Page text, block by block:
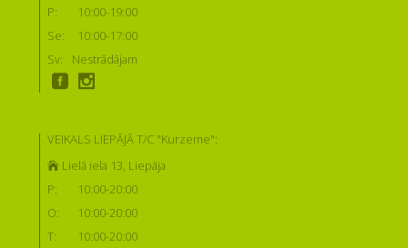
P:
10:00-19:00
Se:
10:00-17:00
Sv:
Nestrādājam
VEIKALS LIEPĀJĀ T/C "Kurzeme":
Lielā iela 13, Liepāja
P:
10:00-20:00
O:
10:00-20:00
T:
10:00-20:00